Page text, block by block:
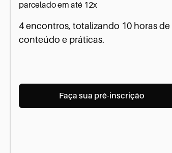
parcelado em até 12x
4 encontros, totalizando 10 horas de
conteúdo e práticas.
Link
Faça sua pré-inscriçãoCurso